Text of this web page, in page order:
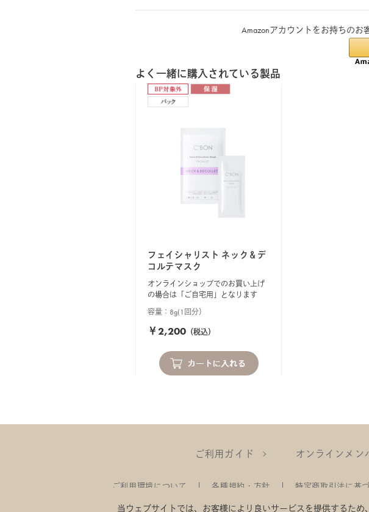
Amazonアカウントをお持ちのお
よく一緒に購入されている製品
フェイシャリスト ネック＆デ
コルテマスク
オンラインショップでのお買い上げ
の場合は「ご自宅用」となります
容量：8g(1回分）
￥2,200 （税込）
ご利用ガイド オンラインメン
ご利用環境について 各種規約・方針 特定商取引法に基
当ウェブサイトでは、お客様により良いサービスを提供するため